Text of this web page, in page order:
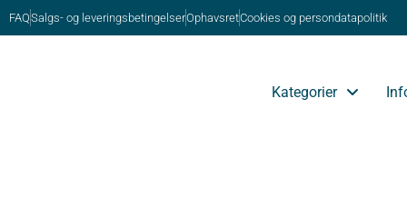
FAQSalgs- og leveringsbetingelserOphavsretCookies og persondatapolitik
Kategorier